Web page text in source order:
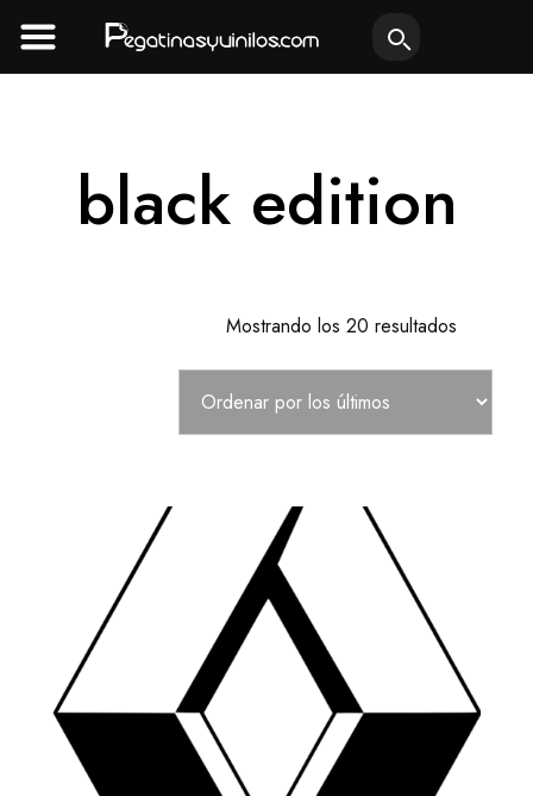
al
contenido
black edition
Mostrando los 20 resultados
últimos